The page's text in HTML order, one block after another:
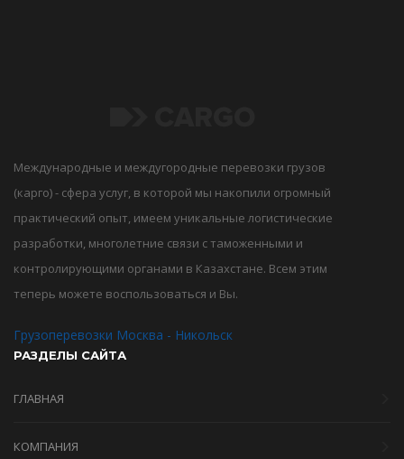
Международные и междугородные перевозки грузов
(карго) - сфера услуг, в которой мы накопили огромный
практический опыт, имеем уникальные логистические
разработки, многолетние связи с таможенными и
контролирующими органами в Казахстане. Всем этим
теперь можете воспользоваться и Вы.
Грузоперевозки Москва - Никольск
РАЗДЕЛЫ САЙТА
ГЛАВНАЯ
КОМПАНИЯ